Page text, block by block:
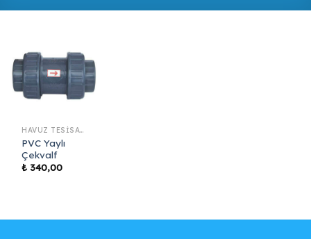
HAVUZ TESISAT MALZEMELERI
PVC Yaylı
Çekvalf
₺ 340,00